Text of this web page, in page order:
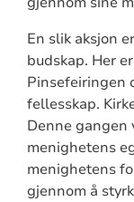
En slik aksjon
budskap. Her
Pinsefeiringen
fellesskap.
Denne gangen
menighetens
menighetens
gjennom å